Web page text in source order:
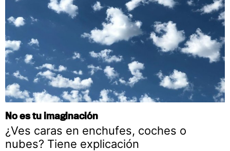
No es tu imaginación
¿Ves caras en enchufes, coches o
nubes? Tiene explicación